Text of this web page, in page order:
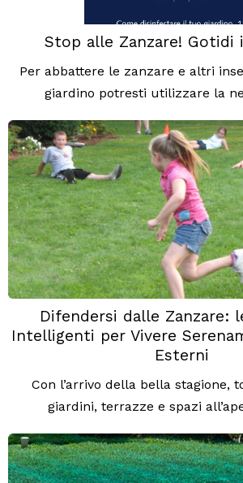
Stop alle Zanzare! Gotidi
Per abbattere le zanzare e altri
giardino potresti utilizzare la
Difendersi dalle Zanzare:
Intelligenti per Vivere
Esterni
Con l’arrivo della bella stagione,
giardini, terrazze e spazi